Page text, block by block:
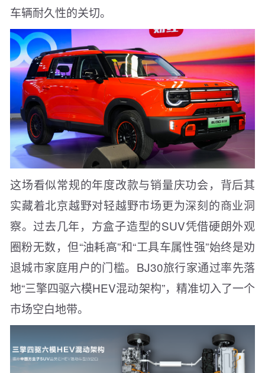
车辆耐久性的关切。
这场看似常规的年度改款与销量庆功会，背后其
实藏着北京越野对轻越野市场更为深刻的商业洞
察。过去几年，方盒子造型的SUV凭借硬朗外观
圈粉无数，但“油耗高”和“工具车属性强”始终是劝
退城市家庭用户的门槛。BJ30旅行家通过率先落
地“三擎四驱六模HEV混动架构”，精准切入了一个
市场空白地带。